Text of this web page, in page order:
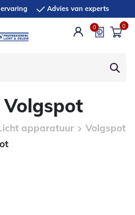
Advies van experts
0 0
apparatuur
Volgspot